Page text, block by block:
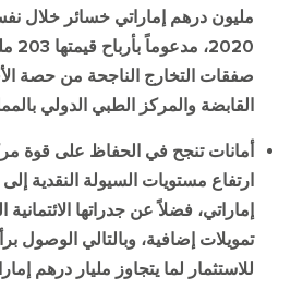
مليون درهم إماراتي خسائر خلال
2020، مدعوماً بأرباح قيمتها 203
صفقات التخارج الناجحة من حصة
القابضة والمركز الطبي الدولي
أمانات تنجح في الحفاظ على قوة
ارتفاع مستويات السيولة النقدية إلى
إماراتي، فضلاً عن جدراتها الائتمانية
تمويلات إضافية، وبالتالي
للاستثمار لما يتجاوز مليار درهم